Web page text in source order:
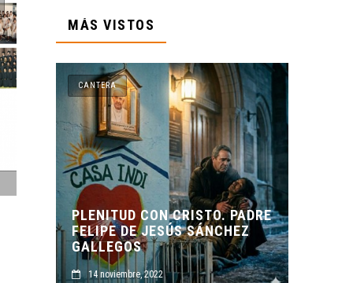
MÁS VISTOS
CRISTO. PADRE
SÁNCHEZ
CANTERA
ORIGEN Y PROPÓSITO DE
CASA INDI
14 noviembre, 2022